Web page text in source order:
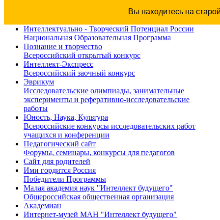
Вы находитесь на
Интеллектуально - Творческий Потенциал России
Национальная Образовательная Программа
Познание и творчество
Всероссийский открытый конкурс
Интеллект-Экспресс
Всероссийский заочный конкурс
Эврикум
Исследовательские олимпиады, занимательные
эксперименты и реферативно-исследовательские
работы
Юность, Наука, Культура
Всероссийские конкурсы исследовательских работ
учащихся и конференции
Педагогический сайт
Форумы, семинары, конкурсы для педагогов
Сайт для родителей
Ими гордится Россия
Победители Программы
Малая академия наук "Интеллект будущего"
Общероссийская общественная организация
Академиан
Интернет-музей МАН "Интеллект будущего"